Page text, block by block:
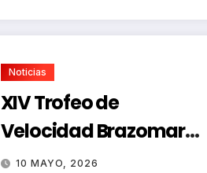
Noticias
XIV Trofeo de
Velocidad Brazomar
20010 MAYO, 2026